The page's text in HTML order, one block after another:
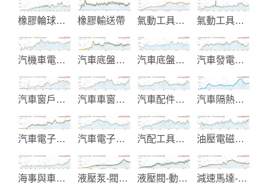
橡膠輪球製品 橡膠輸送帶 氣動工具生產 氣動工具製造
汽機車電子零組件製造 汽車底盤零件 汽車底盤零件製造 汽車發電起動機製造
汽車窗戶升降器 汽車車窗升降裝置與Parts 汽車配件電鍍 汽車隔熱紙與汽車配件
汽車電子改裝產品 汽車電子零件-點火線圈-感知器 汽配工具製造 油壓電磁閥及油壓零件製造
海事與車用電氣產品 液壓泵-閥及系統製造 液壓閥-動力配件製造 減速馬達-調速馬達